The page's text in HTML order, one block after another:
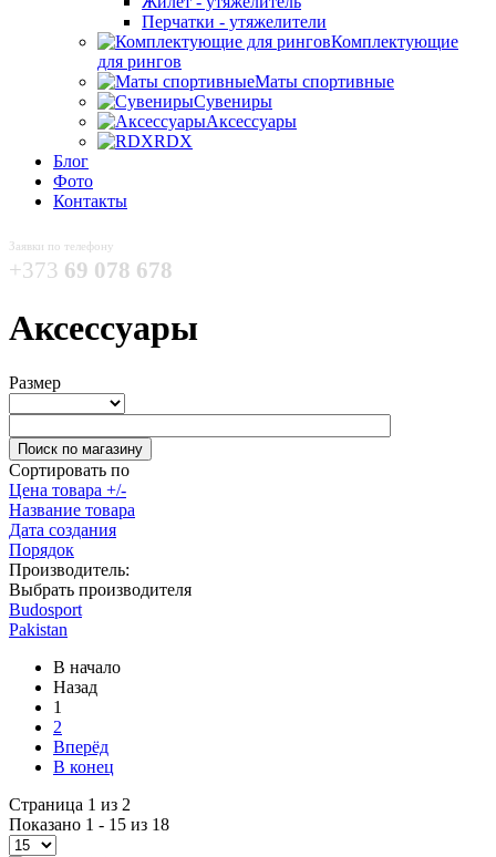
Перчатки - утяжелители
Комплектующие
для рингов
Маты спортивные
Сувениры
Аксессуары
RDX
Блог
Фото
Контакты
Заявки по телефону
+373 69 078 678
Аксессуары
Размер
Сортировать по
Цена товара +/-
Название товара
Дата создания
Порядок
Производитель:
Выбрать производителя
Budosport
Pakistan
В начало
Назад
1
2
Вперёд
В конец
Страница 1 из 2
Показано 1 - 15 из 18